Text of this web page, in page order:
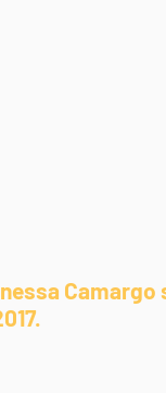
Camargo